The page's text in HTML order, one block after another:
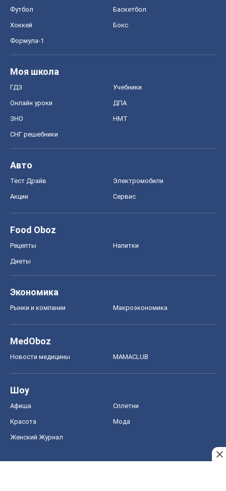
Футбол Баскетбол
Хоккей Бокс
Формула-1
Моя школа
ГДЗ Учебники
Онлайн уроки ДПА
ЗНО НМТ
СНГ решебники
Авто
Тест Драйв Электромобили
Акции Сервис
Food Oboz
Рецепты Напитки
Диеты
Экономика
Рынки и компании Mакроэкономика
MedOboz
Новости медицины MAMACLUB
Шоу
Афиша Сплетни
Красота Мода
Женский Журнал